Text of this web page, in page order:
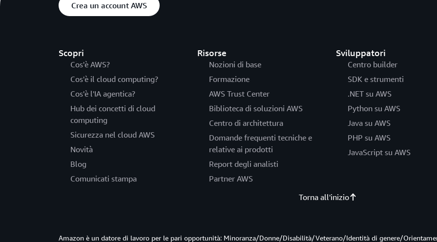
Crea un account AWS
Scopri
Cos'è AWS?
Cos'è il cloud computing?
Cos'è l'IA agentica?
Hub dei concetti di cloud
computing
Sicurezza nel cloud AWS
Novità
Blog
Comunicati stampa
Risorse
Nozioni di base
Formazione
AWS Trust Center
Biblioteca di soluzioni AWS
Centro di architettura
Domande frequenti tecniche e
relative ai prodotti
Report degli analisti
Partner AWS
Sviluppatori
Centro builder
SDK e strumenti
.NET su AWS
Python su AWS
Java su AWS
PHP su AWS
JavaScript su AWS
Torna all'inizio
Amazon è un datore di lavoro per le pari opportunità: Minoranza/Donne/Disabilità/Veterano/Identità di genere/